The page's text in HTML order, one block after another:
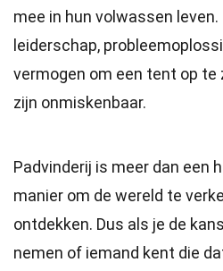
mee in hun volwassen
leiderschap,
vermogen om een tent op te
zijn onmiskenbaar.
Padvinderij is meer dan een
manier om de wereld te
ontdekken. Dus als je de
nemen of iemand kent die